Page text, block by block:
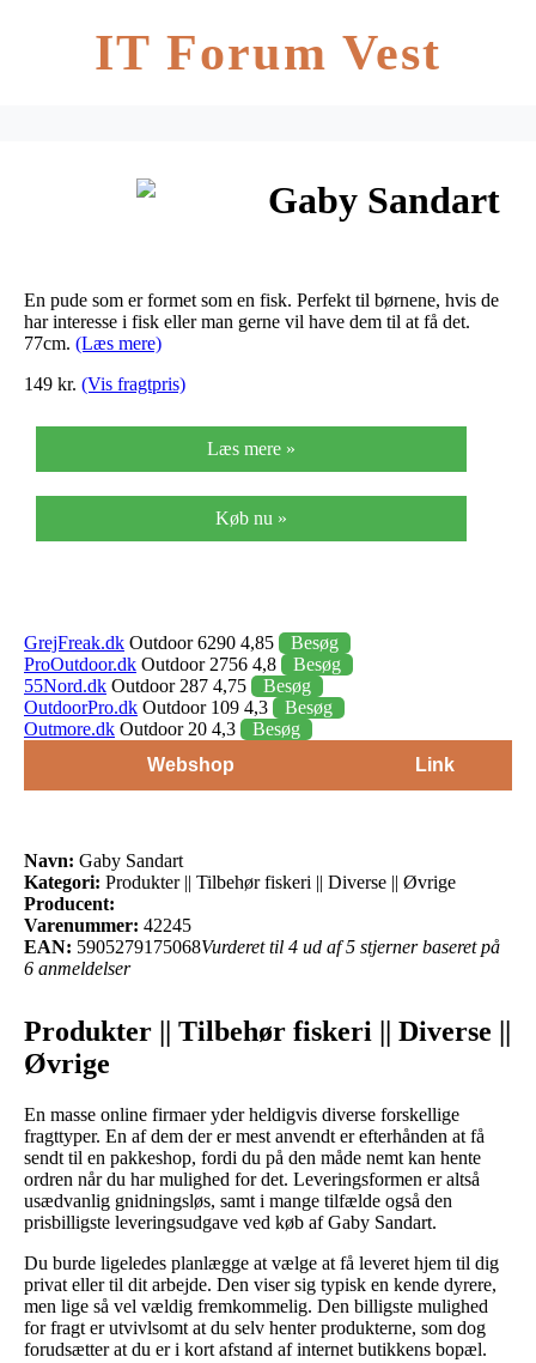
IT Forum Vest
Gaby Sandart
En pude som er formet som en fisk. Perfekt til børnene, hvis de
har interesse i fisk eller man gerne vil have dem til at få det.
77cm. (Læs mere)
149 kr. (Vis fragtpris)
Læs mere »
Køb nu »
GrejFreak.dk Outdoor 6290 4,85
Besøg
ProOutdoor.dk Outdoor 2756 4,8
Besøg
55Nord.dk Outdoor 287 4,75
Besøg
OutdoorPro.dk Outdoor 109 4,3
Besøg
Outmore.dk Outdoor 20 4,3
Besøg
Webshop
Link
Navn: Gaby Sandart
Kategori: Produkter || Tilbehør fiskeri || Diverse || Øvrige
Producent:
Varenummer: 42245
EAN: 5905279175068Vurderet til 4 ud af 5 stjerner baseret på
6 anmeldelser
Produkter || Tilbehør fiskeri || Diverse ||
Øvrige
En masse online firmaer yder heldigvis diverse forskellige
fragttyper. En af dem der er mest anvendt er efterhånden at få
sendt til en pakkeshop, fordi du på den måde nemt kan hente
ordren når du har mulighed for det. Leveringsformen er altså
usædvanlig gnidningsløs, samt i mange tilfælde også den
prisbilligste leveringsudgave ved køb af Gaby Sandart.
Du burde ligeledes planlægge at vælge at få leveret hjem til dig
privat eller til dit arbejde. Den viser sig typisk en kende dyrere,
men lige så vel vældig fremkommelig. Den billigste mulighed
for fragt er utvivlsomt at du selv henter produkterne, som dog
forudsætter at du er i kort afstand af internet butikkens bopæl.